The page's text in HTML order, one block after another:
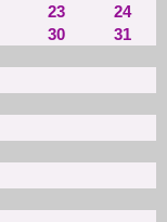
23
24
30 31